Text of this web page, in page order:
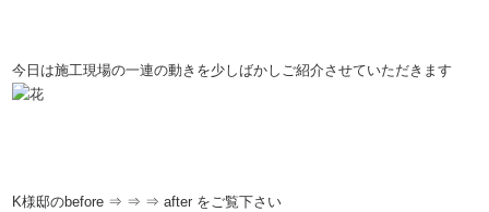
今日は施工現場の一連の動きを少しばかしご紹介させていただきます
K様邸のbefore ⇒ ⇒ ⇒ after をご覧下さい